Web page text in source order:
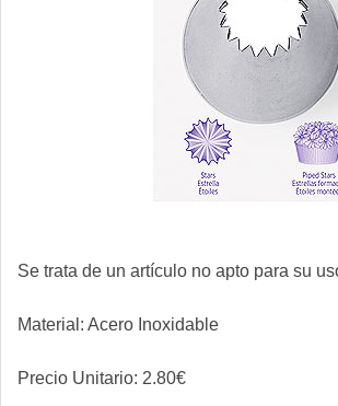
Se trata de un artículo no apto para su
Material: Acero Inoxidable
Precio Unitario: 2.80€